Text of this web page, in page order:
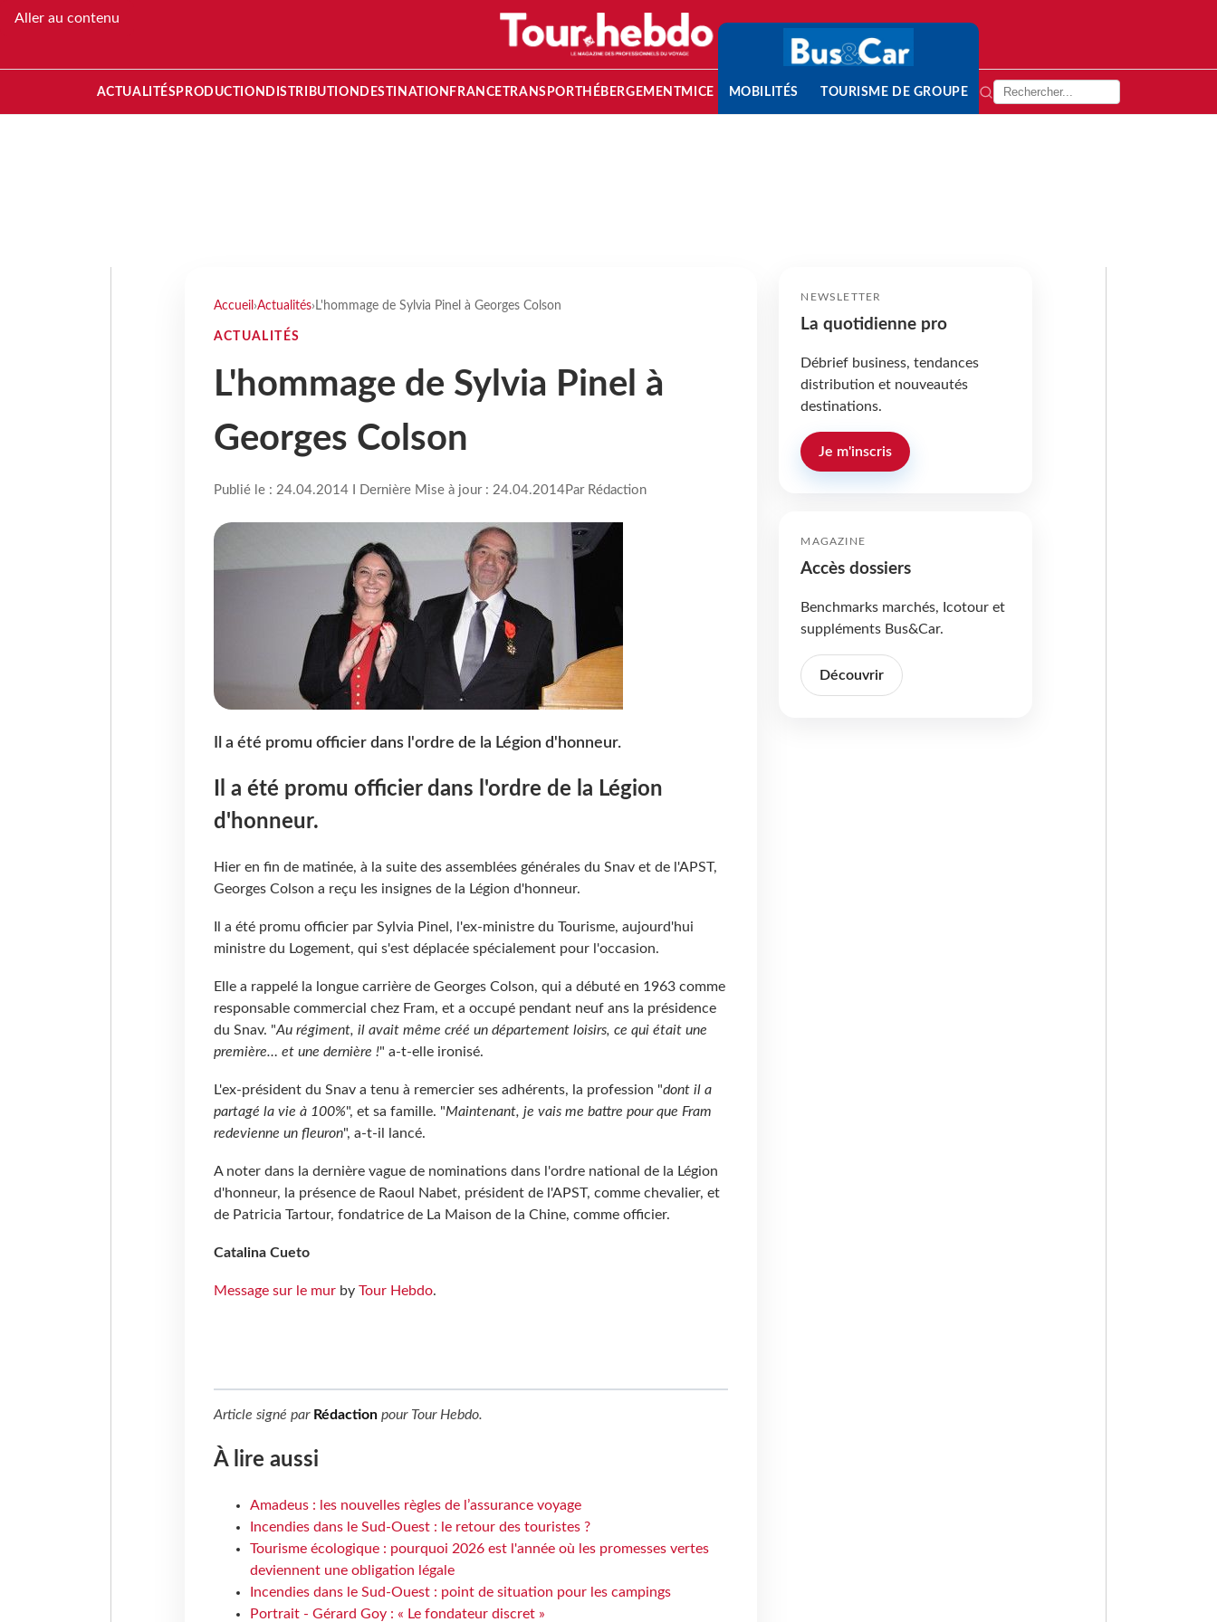
Aller au contenu
ACTUALITÉS PRODUCTION DISTRIBUTION DESTINATION FRANCETRANSPORT HÉBERGEMENTMICE MOBILITÉS TOURISME DE GROUPE
Accueil ›Actualités› L'hommage de Sylvia Pinel à Georges Colson
ACTUALITÉS
L'hommage de Sylvia Pinel à
Georges Colson
Publié le : 24.04.2014 I Dernière Mise à jour : 24.04.2014Par Rédaction
Il a été promu officier dans l'ordre de la Légion d'honneur.
Il a été promu officier dans l'ordre de la Légion
d'honneur.
Hier en fin de matinée, à la suite des assemblées générales du Snav et de l'APST,
Georges Colson a reçu les insignes de la Légion d'honneur.
Il a été promu officier par Sylvia Pinel, l'ex-ministre du Tourisme, aujourd'hui
ministre du Logement, qui s'est déplacée spécialement pour l'occasion.
Elle a rappelé la longue carrière de Georges Colson, qui a débuté en 1963 comme
responsable commercial chez Fram, et a occupé pendant neuf ans la présidence
du Snav. "Au régiment, il avait même créé un département loisirs, ce qui était une
première… et une dernière !" a-t-elle ironisé.
L'ex-président du Snav a tenu à remercier ses adhérents, la profession "dont il a
partagé la vie à 100%", et sa famille. "Maintenant, je vais me battre pour que Fram
redevienne un fleuron", a-t-il lancé.
A noter dans la dernière vague de nominations dans l'ordre national de la Légion
d'honneur, la présence de Raoul Nabet, président de l'APST, comme chevalier, et
de Patricia Tartour, fondatrice de La Maison de la Chine, comme officier.
Catalina Cueto
Message sur le murby Tour Hebdo.
Article signé par Rédactionpour Tour Hebdo.
À lire aussi
Amadeus : les nouvelles règles de l’assurance voyage
Incendies dans le Sud-Ouest : le retour des touristes ?
Tourisme écologique : pourquoi 2026 est l'année où les promesses vertes
deviennent une obligation légale
Incendies dans le Sud-Ouest : point de situation pour les campings
Portrait - Gérard Goy : « Le fondateur discret »
NEWSLETTER
La quotidienne pro
Débrief business, tendances
distribution et nouveautés
destinations.
Je m'inscris
MAGAZINE
Accès dossiers
Benchmarks marchés, Icotour et
suppléments Bus&Car.
Découvrir